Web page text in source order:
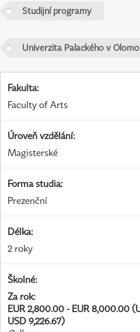
Studijní programy
Univerzita Palackého v
Fakulta:
Faculty of Arts
Úroveň vzdělání:
Magisterské
Forma studia:
Prezenční
Délka:
2 roky
Školné:
Za rok:
EUR 2,800.00 - EUR 8,000.00
USD 9,226.67)